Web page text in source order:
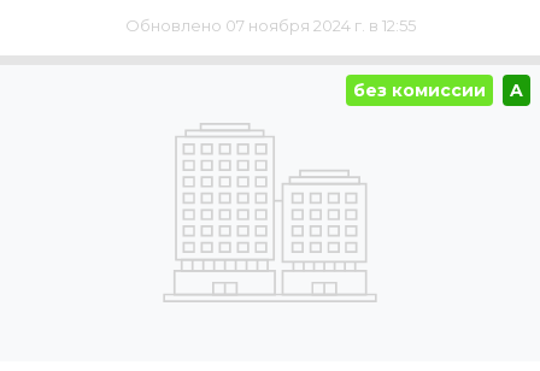
Обновлено 07 ноября 2024 г. в 12:55
без комиссии A